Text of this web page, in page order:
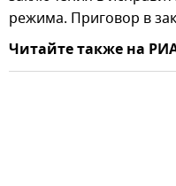
режима. Приговор в
Читайте также на